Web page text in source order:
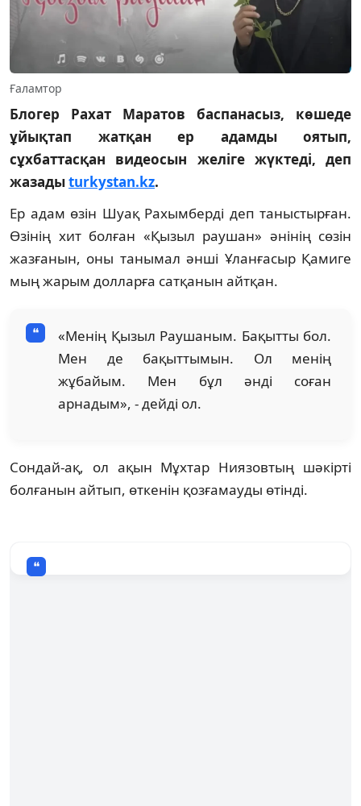
Ғаламтор
Блогер Рахат Маратов баспанасыз, көшеде
ұйықтап жатқан ер адамды оятып,
сұхбаттасқан видеосын желіге жүктеді, деп
жазадыturkystan.kz.
Ер адам өзін Шуақ Рахымберді деп таныстырған.
Өзінің хит болған «Қызыл раушан» әнінің сөзін
жазғанын, оны танымал әнші Ұланғасыр Қамиге
мың жарым долларға сатқанын айтқан.
«Менің Қызыл Раушаным. Бақытты бол.
Мен де бақыттымын. Ол менің
жұбайым. Мен бұл әнді соған
арнадым», - дейді ол.
Сондай-ақ, ол ақын Мұхтар Ниязовтың шәкірті
болғанын айтып, өткенін қозғамауды өтінді.